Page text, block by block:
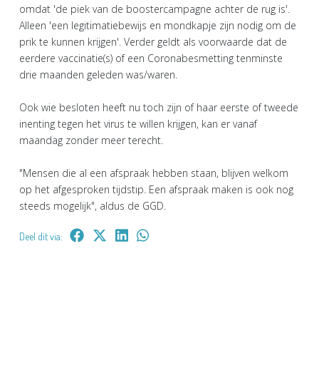
omdat 'de piek van de boostercampagne achter de rug is'.
Alleen 'een legitimatiebewijs en mondkapje zijn nodig om de
prik te kunnen krijgen'. Verder geldt als voorwaarde dat de
eerdere vaccinatie(s) of een Coronabesmetting tenminste
drie maanden geleden was/waren.
Ook wie besloten heeft nu toch zijn of haar eerste of tweede
inenting tegen het virus te willen krijgen, kan er vanaf
maandag zonder meer terecht.
"Mensen die al een afspraak hebben staan, blijven welkom
op het afgesproken tijdstip. Een afspraak maken is ook nog
steeds mogelijk", aldus de GGD.
Deel dit via: